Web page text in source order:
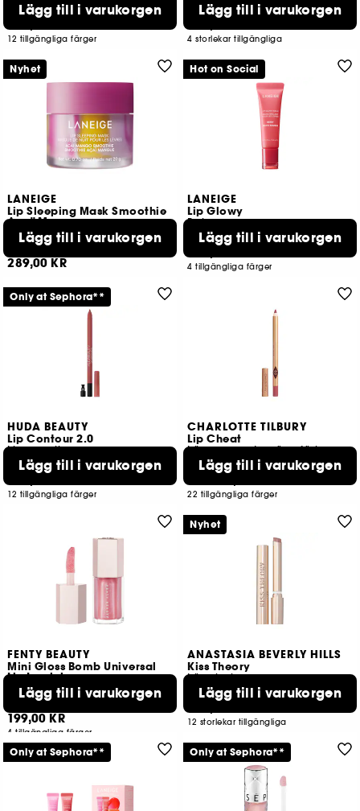
377
309,00 KR
12 tillgängliga färger
Lägg till i varukorgen 17804
299,00 KR
4 storlekar tillgängliga
Lägg till i varukorgen
LANEIGE
Lip Sleeping Mask Smoothie
Açaï Mango
Läppnattmask i begränsad upplaga
289,00 KR
Lägg till i varukorgen
Nyhet
LANEIGE
Lip Glowy
Balm
2157
249,00 KR
4 tillgängliga färger
Lägg till i varukorgen
Hot on Social
HUDA BEAUTY
Lip Contour 2.0
Lip pencil
1226
299,00 KR
12 tillgängliga färger
Lägg till i varukorgen
Only at Sephora**
CHARLOTTE TILBURY
Lip Cheat
Läppenna utan överföring
3
22 tillgängliga färger
Lägg till i varukorgen
FENTY BEAUTY
Mini Gloss Bomb Universal
Lip Luminizer
Läppglans med sheasmör
199,00 KR
4 tillgängliga färger
Lägg till i varukorgen
ANASTASIA BEVERLY HILLS
Kiss Theory
Läppbalsam
734
249,00 KR
12 storlekar tillgängliga
Lägg till i varukorgen
Nyhet
Only at Sephora** Only at Sephora**